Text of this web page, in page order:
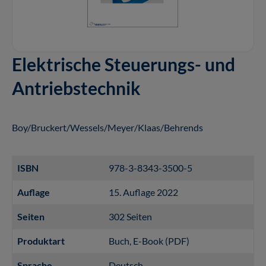
Elektrische Steuerungs- und
Antriebstechnik
Boy/Bruckert/Wessels/Meyer/Klaas/Behrends
ISBN 978-3-8343-3500-5
Auflage 15. Auflage 2022
Seiten 302 Seiten
Produktart Buch , E-Book (PDF)